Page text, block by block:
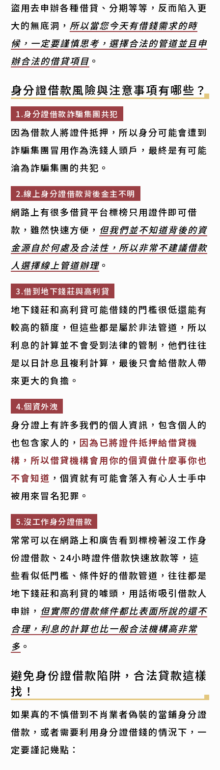
盜用去申辦各種借貸、分期等等，反而陷入更
大的無底洞， 所以當您今天有借錢需求的時
候，一定要謹慎思考，選擇合法的管道並且申
辦合法的借貸項目 。
身分證借款風險與注意事項有哪些？
1.身分證借款詐騙集團共犯
因為借款人將證件抵押，所以身分可能會遭到
詐騙集團冒用作為洗錢人頭戶，最終是有可能
淪為詐騙集團的共犯。
2.線上身分證借款背後金主不明
網路上有很多借貸平台標榜只用證件即可借
款，雖然快速方便， 但我們並不知道背後的資
金源自於何處及合法性，所以非常不建議借款
人選擇線上管道辦理 。
3.借到地下錢莊與高利貸
地下錢莊和高利貸可能借錢的門檻很低還能有
較高的額度，但這些都是屬於非法管道，所以
利息的計算並不會受到法律的管制，他們往往
是以日計息且複利計算，最後只會給借款人帶
來更大的負擔。
4.個資外洩
身分證上有許多我們的個人資訊，包含個人的
也包含家人的， 因為已將證件抵押給借貸機
構，所以借貸機構會用你的個資做什麼事你也
不會知道 ，個資就有可能會落入有心人士手中
被用來冒名犯罪。
5.沒工作身分證借款
常常可以在網路上和廣告看到標榜著沒工作身
份證借款、24小時證件借款快速放款等，這
些看似低門檻、條件好的借款管道，往往都是
地下錢莊和高利貸的噱頭，用話術吸引借款人
申辦， 但實際的借款條件都比表面所說的還不
合理，利息的計算也比一般合法機構高非常
多 。
避免身份證借款陷阱，合法貸款這樣
找！
如果真的不慎借到不肖業者偽裝的當鋪身分證
借款，或者需要利用身分證借錢的情況下，一
定要謹記幾點：